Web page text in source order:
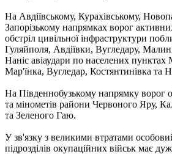
На Авдіївському, Курахівському,
Запорізькому напрямках ворог
обстріл цивільної інфраструктури
Гуляйполя, Авдіївки, Вугледару,
Наніс авіаудари по населених
Мар'їнка, Вугледар, Костянтинівка та
На Південнобузькому напрямку ворог
та мінометів райони Червоного Яру,
та Зеленого Гаю.
У зв'язку з великими втратами
підрозділів окупаційних військ має